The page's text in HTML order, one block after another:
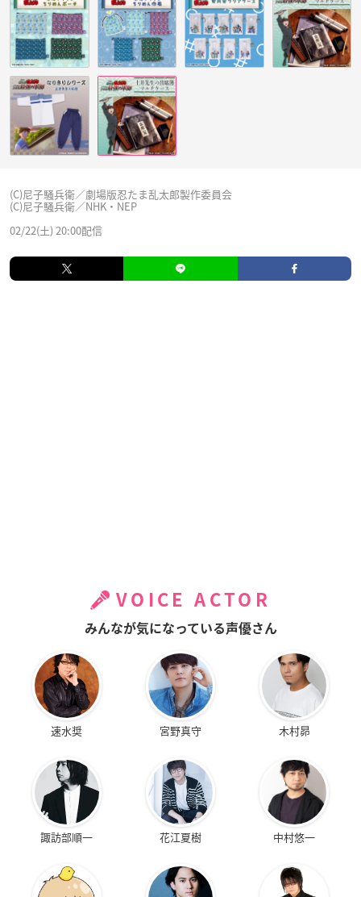
(C)尼子騒兵衛／劇場版忍たま乱太郎製作委員会
(C)尼子騒兵衛／NHK・NEP
02/22(土) 20:00配信
VOICE ACTOR
みんなが気になっている声優さん
速水奨 宮野真守 木村昴
諏訪部順一 花江夏樹 中村悠一